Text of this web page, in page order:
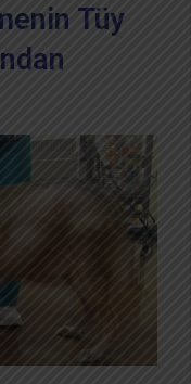
Tüy